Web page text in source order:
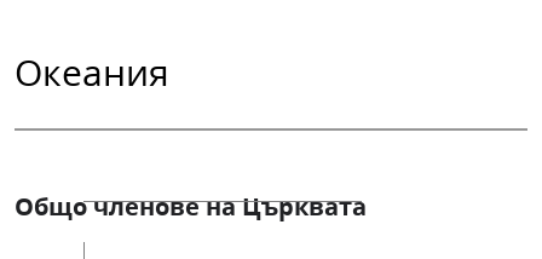
Океания
Общо членове на Църквата